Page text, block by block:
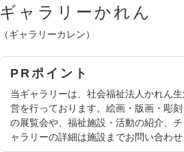
ギャラリーかれん
（ギャラリーカレン）
PRポイント
当ギャラリーは、社会福祉法人かれん
営を行っております。絵画・版画・彫
の展覧会や、福祉施設・活動の紹介、
ャラリーの詳細は施設までお問い合わ